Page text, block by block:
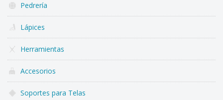
Pedrería
Lápices
Herramientas
Accesorios
Soportes para Telas